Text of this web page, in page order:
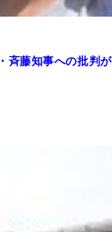
斉藤知事への批判が